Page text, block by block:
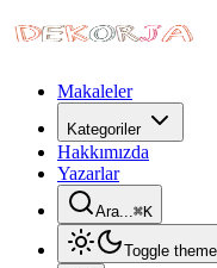
Makaleler
Kategoriler
Hakkımızda
Yazarlar
Ara...⌘K
Toggle theme